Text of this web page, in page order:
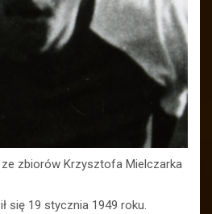
ze zbiorów Krzysztofa Mielczarka
się 19 stycznia 1949 roku.